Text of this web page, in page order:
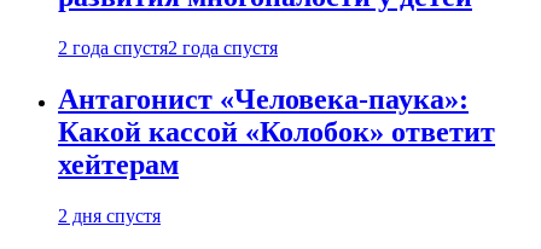
2 года спустя2 года спустя
Антагонист «Человека-паука»:
Какой кассой «Колобок» ответит
хейтерам
2 дня спустя